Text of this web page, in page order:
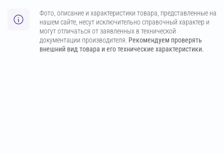
Фото, описание и характеристики товара, представленные на
нашем сайте, несут исключительно справочный характер и
могут отличаться от заявленных в технической
документации производителя. Рекомендуем проверять
внешний вид товара и его технические характеристики.